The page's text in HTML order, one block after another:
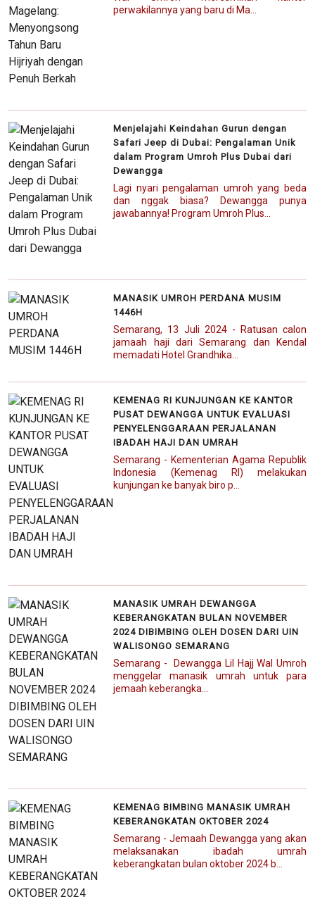
perwakilannya yang baru di Ma...
Menjelajahi Keindahan Gurun dengan
Safari Jeep di Dubai: Pengalaman Unik
dalam Program Umroh Plus Dubai dari
Dewangga
Lagi nyari pengalaman umroh yang beda
dan nggak biasa? Dewangga punya
jawabannya! Program Umroh Plus...
MANASIK UMROH PERDANA MUSIM
1446H
Semarang, 13 Juli 2024 - Ratusan calon
jamaah haji dari Semarang dan Kendal
memadati Hotel Grandhika...
KEMENAG RI KUNJUNGAN KE KANTOR
PUSAT DEWANGGA UNTUK EVALUASI
PENYELENGGARAAN PERJALANAN
IBADAH HAJI DAN UMRAH
Semarang - Kementerian Agama Republik
Indonesia (Kemenag RI) melakukan
kunjungan ke banyak biro p...
MANASIK UMRAH DEWANGGA
KEBERANGKATAN BULAN NOVEMBER
2024 DIBIMBING OLEH DOSEN DARI UIN
WALISONGO SEMARANG
Semarang - Dewangga Lil Hajj Wal Umroh
menggelar manasik umrah untuk para
jemaah keberangka...
KEMENAG BIMBING MANASIK UMRAH
KEBERANGKATAN OKTOBER 2024
Semarang - Jemaah Dewangga yang akan
melaksanakan ibadah umrah
keberangkatan bulan oktober 2024 b...